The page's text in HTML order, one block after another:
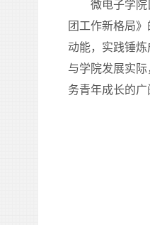
微电子学
团工作新格局》
动能，实践锤
与学院发展实际
务青年成长的广